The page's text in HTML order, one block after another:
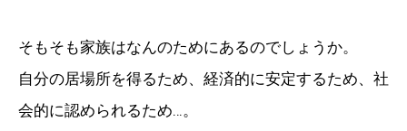
そもそも家族はなんのためにあるのでしょうか。
自分の居場所を得るため、経済的に安定するため、社
会的に認められるため…。